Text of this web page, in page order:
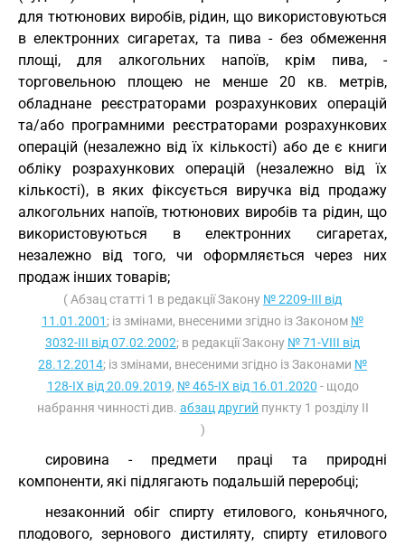
для тютюнових виробів, рідин, що використовуються
в електронних сигаретах, та пива - без обмеження
площі, для алкогольних напоїв, крім пива, -
торговельною площею не менше 20 кв. метрів,
обладнане реєстраторами розрахункових операцій
та/або програмними реєстраторами розрахункових
операцій (незалежно від їх кількості) або де є книги
обліку розрахункових операцій (незалежно від їх
кількості), в яких фіксується виручка від продажу
алкогольних напоїв, тютюнових виробів та рідин, що
використовуються в електронних сигаретах,
незалежно від того, чи оформляється через них
продаж інших товарів;
( Абзац статті 1 в редакції Закону № 2209-III від
11.01.2001 ; із змінами, внесеними згідно із Законом №
3032-III від 07.02.2002; в редакції Закону № 71-VIII від
28.12.2014; із змінами, внесеними згідно із Законами №
128-IX від 20.09.2019, № 465-IX від 16.01.2020 - щодо
набрання чинності див. абзац другий пункту 1 розділу II
)
сировина - предмети праці та природні
компоненти, які підлягають подальшій переробці;
незаконний обіг спирту етилового, коньячного,
плодового, зернового дистиляту, спирту етилового